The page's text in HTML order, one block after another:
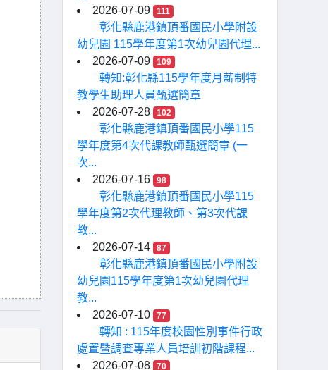
2026-07-09
111
彰化縣鹿港鎮頂番國民小學附設
幼兒園 115學年度第1次幼兒園代理...
2026-07-09
109
轉知:彰化縣115學年度月薪制特
教學生助理人員甄選簡章
2026-07-28
102
彰化縣鹿港鎮頂番國民小學115
學年度第4次代課教師甄選簡章 (一
次...
2026-07-16
98
彰化縣鹿港鎮頂番國民小學115
學年度第2次代理教師、第3次代課
教...
2026-07-14
87
彰化縣鹿港鎮頂番國民小學附設
幼兒園115學年度第1次幼兒園代理
教...
2026-07-10
77
轉知 : 115年度校園性別事件行政
處置暨調查專業人員培訓初階課程...
2026-07-08
70